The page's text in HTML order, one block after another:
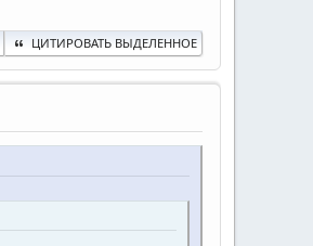
ЦИТИРОВАТЬ ВЫДЕЛЕННОЕ